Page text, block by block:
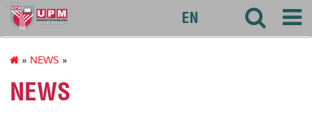
127
EN
» NEWS »
NEWS